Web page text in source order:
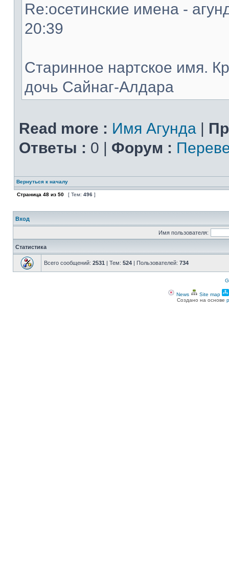
Re:осетинские имена -
20:39
Старинное нартское имя.
дочь Сайнаг-Алдара
Read more : Имя Агунда |
Ответы : 0 | Форум :
Вернуться к началу
Страница 48 из 50 [ Тем: 496 ]
Вход
Имя пользователя:
Статистика
Всего сообщений: 2531 | Тем: 524 | Пользователей: 734
News Site map
Создано на основе